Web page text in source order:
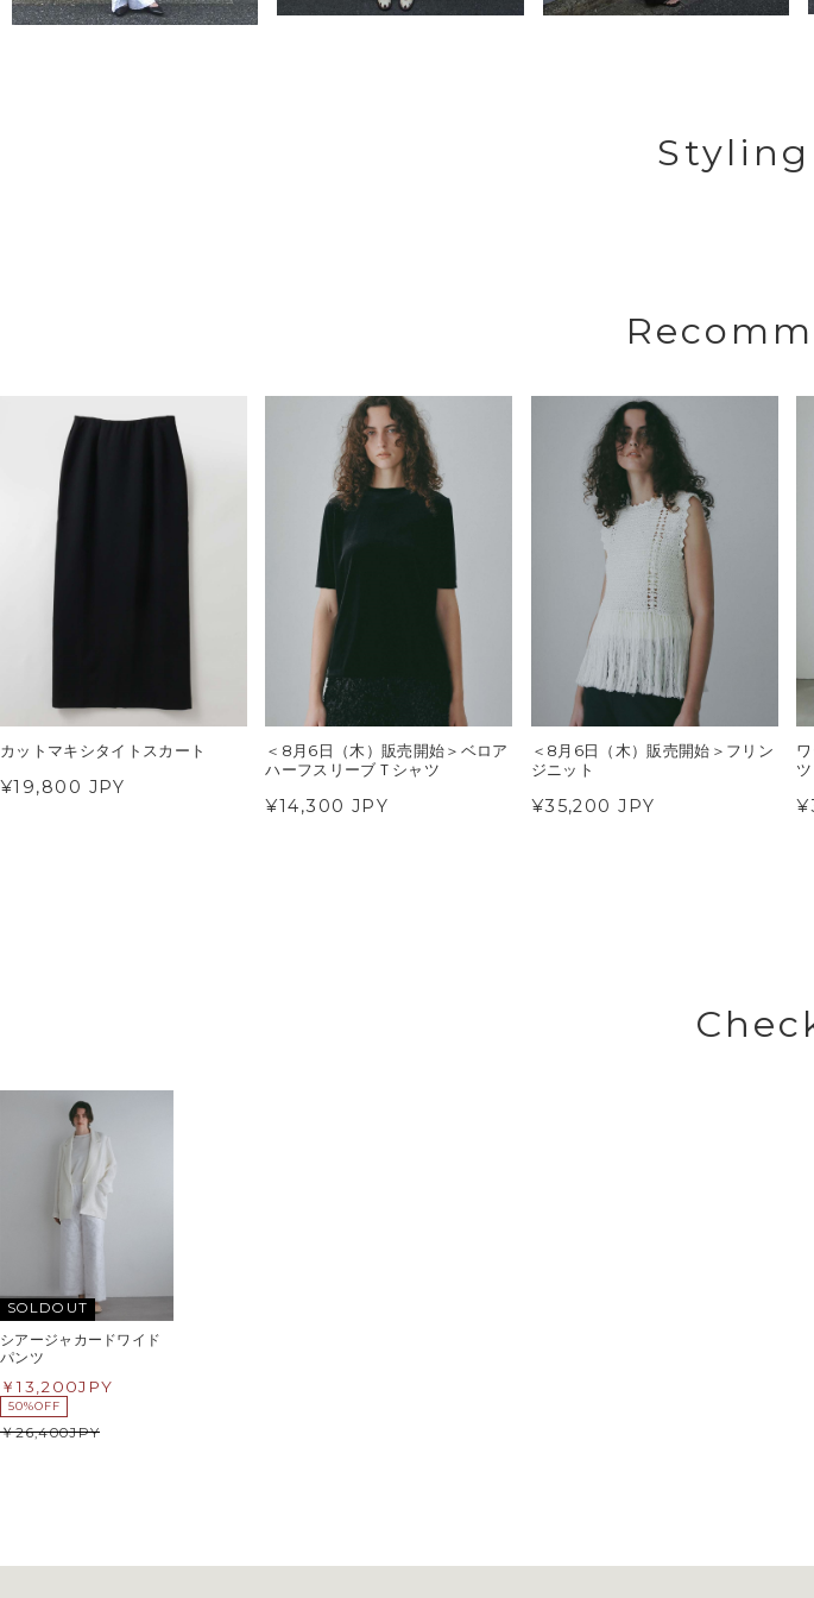
Styling
カットマキシタイトスカート
¥19,800 JPY
＜8月6日（木）販売開始＞ベロア
ハーフスリーブＴシャツ
¥14,300 JPY
＜8月6日（木）販売開始＞フリン
ジニット
¥35,200 JPY
ツ
SOLDOUT
シアージャカードワイド
パンツ
13,200JPY
50%OFF
26,400JPY